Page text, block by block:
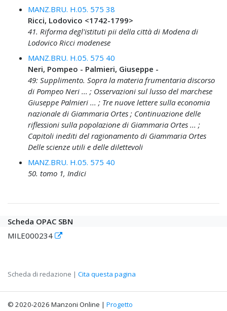
MANZ.BRU. H.05. 575 38
Ricci, Lodovico <1742-1799>
41. Riforma degl'istituti pii della città di Modena di
Lodovico Ricci modenese
MANZ.BRU. H.05. 575 40
Neri, Pompeo - Palmieri, Giuseppe -
49: Supplimento. Sopra la materia frumentaria discorso
di Pompeo Neri ... ; Osservazioni sul lusso del marchese
Giuseppe Palmieri ... ; Tre nuove lettere sulla economia
nazionale di Giammaria Ortes ; Continuazione delle
riflessioni sulla popolazione di Giammaria Ortes ... ;
Capitoli inediti del ragionamento di Giammaria Ortes
Delle scienze utili e delle dilettevoli
MANZ.BRU. H.05. 575 40
50. tomo 1, Indici
Scheda OPAC SBN
MILE000234
Scheda di redazione | Cita questa pagina
© 2020-2026 Manzoni Online | Progetto